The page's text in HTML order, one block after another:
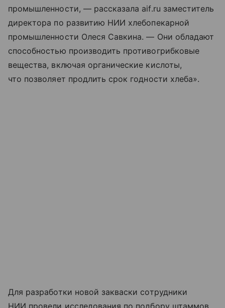
промышленности, — рассказала aif.ru заместитель
директора по развитию НИИ хлебопекарной
промышленности Олеся Савкина. — Они обладают
способностью производить противогрибковые
вещества, включая органические кислоты,
что позволяет продлить срок годности хлеба».
Для разработки новой закваски сотрудники
НИИ провели исследования по подбору штаммов